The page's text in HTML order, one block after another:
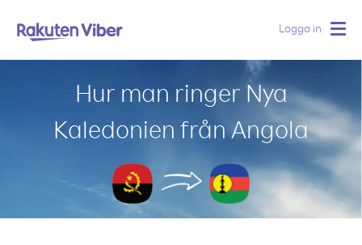
Logga in
Hur man ringer Nya
Kaledonien från Angola